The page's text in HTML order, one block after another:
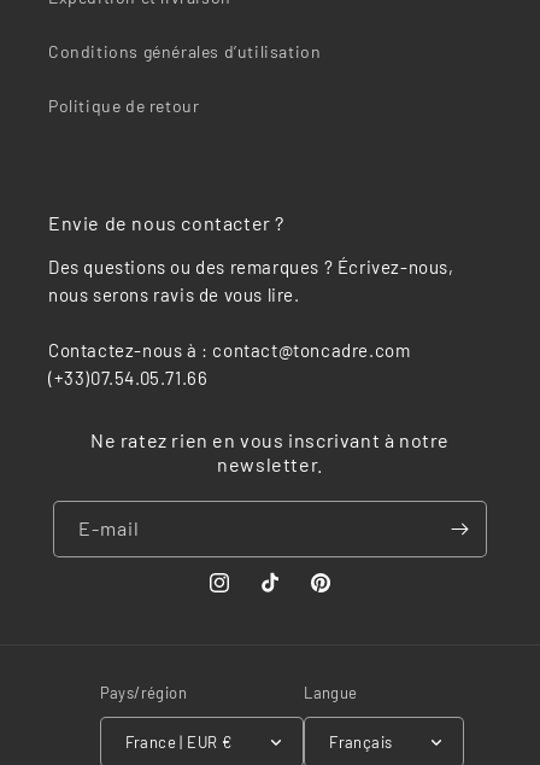
Conditions générales d’utilisation
Politique de retour
Envie de nous contacter ?
Des questions ou des remarques ? Écrivez-nous,
nous serons ravis de vous lire.
Contactez-nous à : contact@toncadre.com
(+33)07.54.05.71.66
Ne ratez rien en vous inscrivant à notre
newsletter.
E-mail
InstagramTikTok Pinterest
Pays/région
France | EUR €
Langue
Français